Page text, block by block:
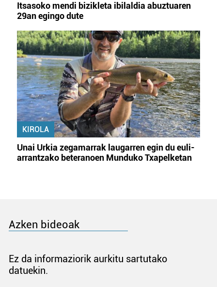
Itsasoko mendi bizikleta ibilaldia abuztuaren
29an egingo dute
KIROLA
Unai Urkia zegamarrak laugarren egin du euli-
arrantzako beteranoen Munduko Txapelketan
Azken bideoak
Ez da informaziorik aurkitu sartutako
datuekin.